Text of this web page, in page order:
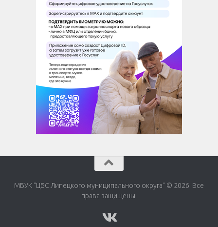
МБУК "ЦБС Липецкого муниципального округа" © 2026. Все
права защищены.